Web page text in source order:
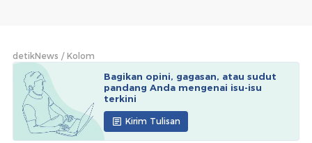
detikNews Kolom
Bagikan opini, gagasan, atau sudut
pandang Anda mengenai isu-isu
terkini
Kirim Tulisan